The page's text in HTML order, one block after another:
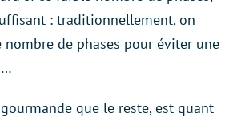
: traditionnellement, on
de phases pour éviter une
que le reste, est quant